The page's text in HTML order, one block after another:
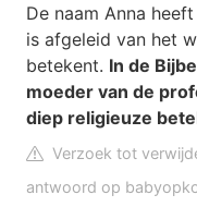
De naam Anna
is afgeleid van het
betekent. In de
moeder van de
diep religieuze
Verzoek tot
antwoord op